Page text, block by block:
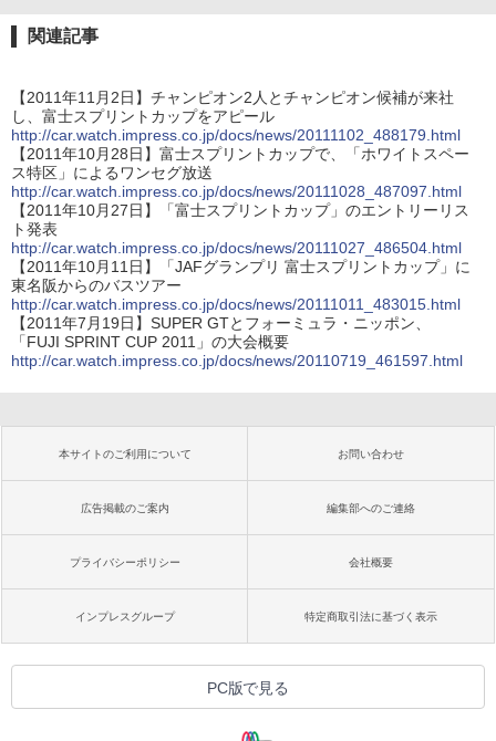
関連記事
【2011年11月2日】チャンピオン2人とチャンピオン候補が来社
し、富士スプリントカップをアピール
http://car.watch.impress.co.jp/docs/news/20111102_488179.html
【2011年10月28日】富士スプリントカップで、「ホワイトスペー
ス特区」によるワンセグ放送
http://car.watch.impress.co.jp/docs/news/20111028_487097.html
【2011年10月27日】「富士スプリントカップ」のエントリーリス
ト発表
http://car.watch.impress.co.jp/docs/news/20111027_486504.html
【2011年10月11日】「JAFグランプリ 富士スプリントカップ」に
東名阪からのバスツアー
http://car.watch.impress.co.jp/docs/news/20111011_483015.html
【2011年7月19日】SUPER GTとフォーミュラ・ニッポン、
「FUJI SPRINT CUP 2011」の大会概要
http://car.watch.impress.co.jp/docs/news/20110719_461597.html
本サイトのご利用について お問い合わせ
広告掲載のご案内 編集部へのご連絡
プライバシーポリシー 会社概要
インプレスグループ 特定商取引法に基づく表示
PC版で見る